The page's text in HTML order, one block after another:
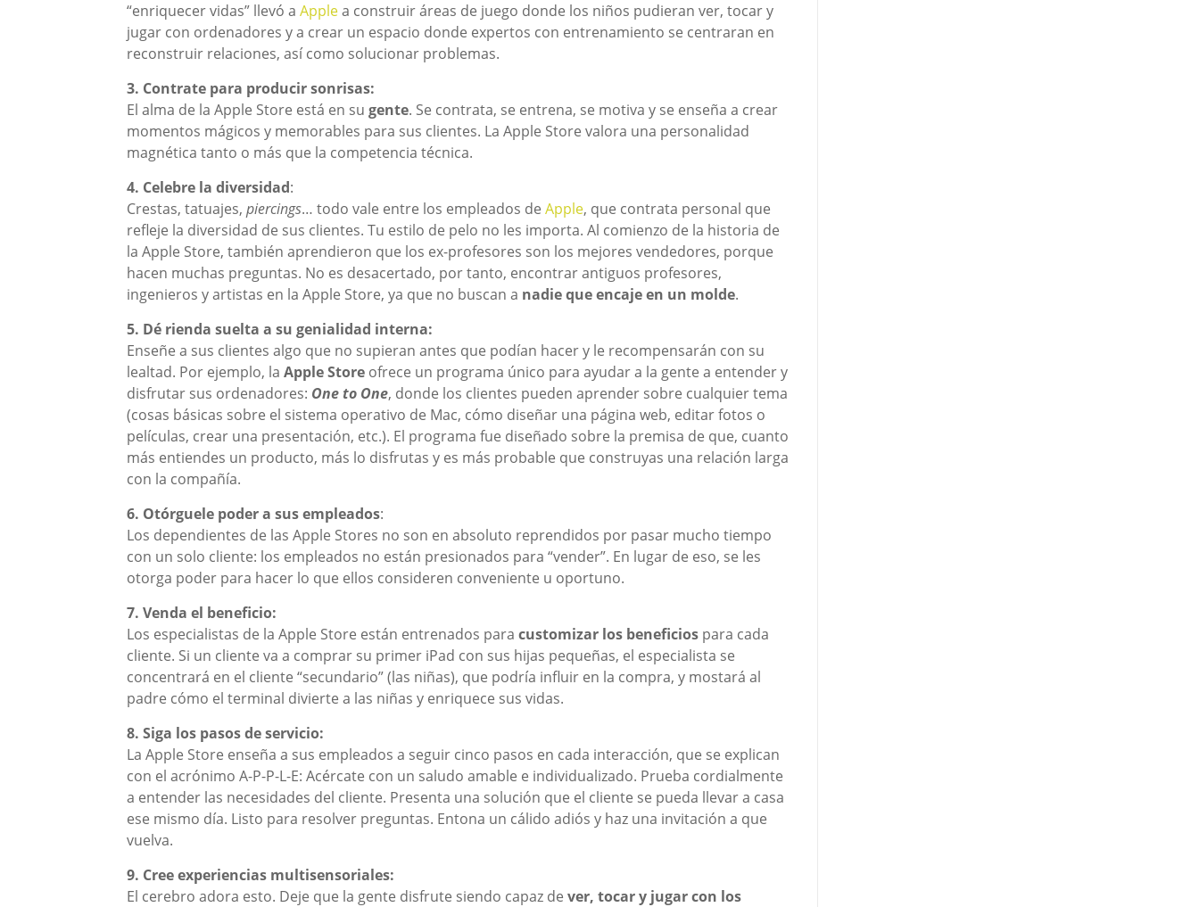
“enriquecer vidas” llevó a Applea construir áreas de juego donde los niños pudieran ver, tocar y
jugar con ordenadores y a crear un espacio donde expertos con entrenamiento se centraran en
reconstruir relaciones, así como solucionar problemas.
3. Contrate para producir sonrisas:
El alma de la Apple Store está en su gente. Se contrata, se entrena, se motiva y se enseña a crear
momentos mágicos y memorables para sus clientes. La Apple Store valora una personalidad
magnética tanto o más que la competencia técnica.
4. Celebre la diversidad:
Crestas, tatuajes, piercings… todo vale entre los empleados de Apple, que contrata personal que
refleje la diversidad de sus clientes. Tu estilo de pelo no les importa. Al comienzo de la historia de
la Apple Store, también aprendieron que los ex-profesores son los mejores vendedores, porque
hacen muchas preguntas. No es desacertado, por tanto, encontrar antiguos profesores,
ingenieros y artistas en la Apple Store, ya que no buscan a nadie que encaje en un molde.
5. Dé rienda suelta a su genialidad interna:
Enseñe a sus clientes algo que no supieran antes que podían hacer y le recompensarán con su
lealtad. Por ejemplo, la Apple Store ofrece un programa único para ayudar a la gente a entender y
disfrutar sus ordenadores: One to One, donde los clientes pueden aprender sobre cualquier tema
(cosas básicas sobre el sistema operativo de Mac, cómo diseñar una página web, editar fotos o
películas, crear una presentación, etc.). El programa fue diseñado sobre la premisa de que, cuanto
más entiendes un producto, más lo disfrutas y es más probable que construyas una relación larga
con la compañía.
6. Otórguele poder a sus empleados:
Los dependientes de las Apple Stores no son en absoluto reprendidos por pasar mucho tiempo
con un solo cliente: los empleados no están presionados para “vender”. En lugar de eso, se les
otorga poder para hacer lo que ellos consideren conveniente u oportuno.
7. Venda el beneficio:
Los especialistas de la Apple Store están entrenados para customizar los beneficios para cada
cliente. Si un cliente va a comprar su primer iPad con sus hijas pequeñas, el especialista se
concentrará en el cliente “secundario” (las niñas), que podría influir en la compra, y mostará al
padre cómo el terminal divierte a las niñas y enriquece sus vidas.
8. Siga los pasos de servicio:
La Apple Store enseña a sus empleados a seguir cinco pasos en cada interacción, que se explican
con el acrónimo A-P-P-L-E: Acércate con un saludo amable e individualizado. Prueba cordialmente
a entender las necesidades del cliente. Presenta una solución que el cliente se pueda llevar a casa
ese mismo día. Listo para resolver preguntas. Entona un cálido adiós y haz una invitación a que
vuelva.
9. Cree experiencias multisensoriales:
El cerebro adora esto. Deje que la gente disfrute siendo capaz de ver, tocar y jugar con los